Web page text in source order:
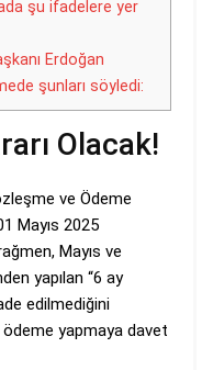
şu ifadelere yer
Erdoğan
şunları söyledi:
Olacak!
ve Ödeme
Mayıs 2025
Mayıs ve
yapılan “6 ay
edilmediğini
ödeme yapmaya davet